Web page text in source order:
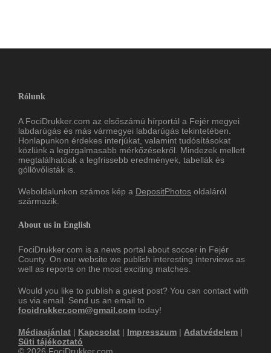
Rólunk
A FociDrukker.com az elsőszámú hírportál a Fejér megyei
labdarúgás és más vármegyei labdarúgás tekintetében.
Honlapunkon érdekes interjúkat, valamint tudósításokat
közlünk a legizgalmasabb mérkőzésekről. Mindezek mellett
megtalálhatóak a legfrissebb eredmények, tabellák és
góllövőlisták is.
Weboldalunkon számos kép a DepositPhotos oldaláról
származik.
About us in English
FociDrukker.com is a news portal about soccer in Fejér
County. On our website we publish interesting interviews as
well as reports on the most exciting matches.
Would you like to publish a guest post? You can contact with
us via email. Send us an email to
focidrukker.com@gmail.com today!
Médiaajánlat | Kapcsolat | Impresszum | Adatvédelem |
Süti tájékoztató
© 2026 FociDrukker.com